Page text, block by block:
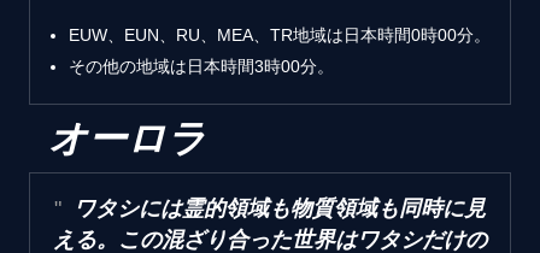
EUW、EUN、RU、MEA、TR地域は日本時間0時00分。
その他の地域は日本時間3時00分。
オーロラ
ワタシには霊的領域も物質領域も同時に見
える。この混ざり合った世界はワタシだけの